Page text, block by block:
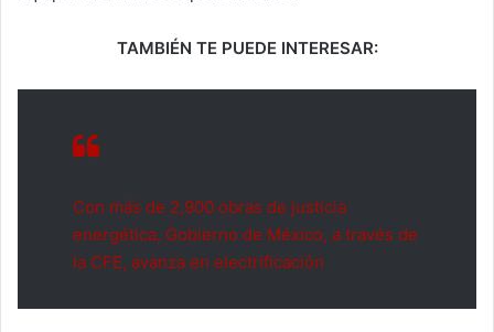
TAMBIÉN TE PUEDE INTERESAR:
Con más de 2,900 obras de justicia
energética, Gobierno de México, a través de
la CFE, avanza en electrificación